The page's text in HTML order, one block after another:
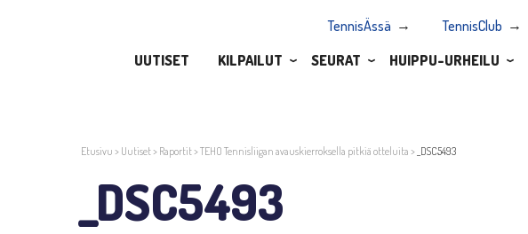
TennisÄssä TennisClub
UUTISET
KILPAILUT SEURAT HUIPPU-URHEILU
Etusivu > Uutiset> Raportit>TEHO Tennisliigan avauskierroksella pitkiä otteluita > _DSC5493
_DSC5493